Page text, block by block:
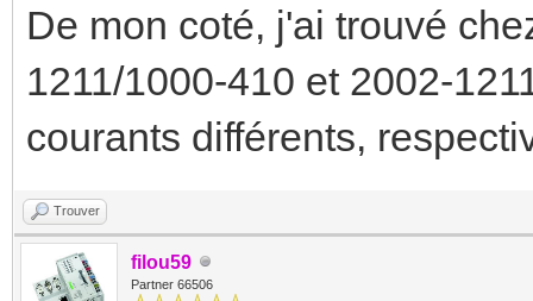
De mon coté, j'ai trouvé
1211/1000-410 et 2002-
courants différents,
Trouver
filou59
Partner 66506